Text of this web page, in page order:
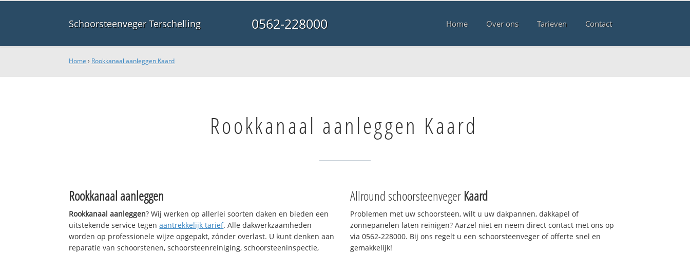
Schoorsteenveger Terschelling 0562-228000 Home Over ons Tarieven Contact
Home › Rookkanaal aanleggen Kaard
Rookkanaal aanleggen Kaard
Rookkanaal aanleggen
Rookkanaal aanleggen? Wij werken op allerlei soorten daken en bieden een
uitstekende service tegenaantrekkelijk tarief. Alle dakwerkzaamheden
worden op professionele wijze opgepakt, zónder overlast. U kunt denken aan
reparatie van schoorstenen, schoorsteenreiniging, schoorsteeninspectie,
Allround schoorsteenveger Kaard
Problemen met uw schoorsteen, wilt u uw dakpannen, dakkapel of
zonnepanelen laten reinigen? Aarzel niet en neem direct contact met ons op
via 0562-228000. Bij ons regelt u een schoorsteenveger of offerte snel en
gemakkelijk!